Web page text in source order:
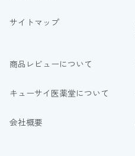
サイトマップ
商品レビューについて
キューサイ医薬堂について
会社概要